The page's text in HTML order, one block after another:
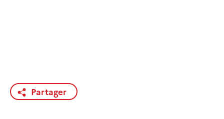
Partager